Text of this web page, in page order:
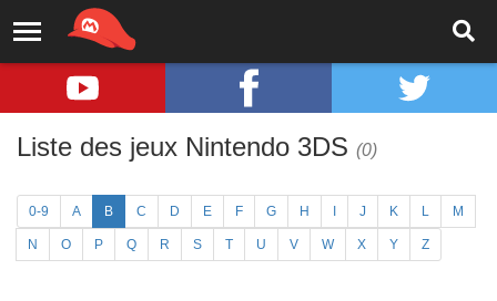
Liste des jeux Nintendo 3DS (0)
0-9 A B C D E F G H J K L M
N O P Q R S T U V W X Y Z